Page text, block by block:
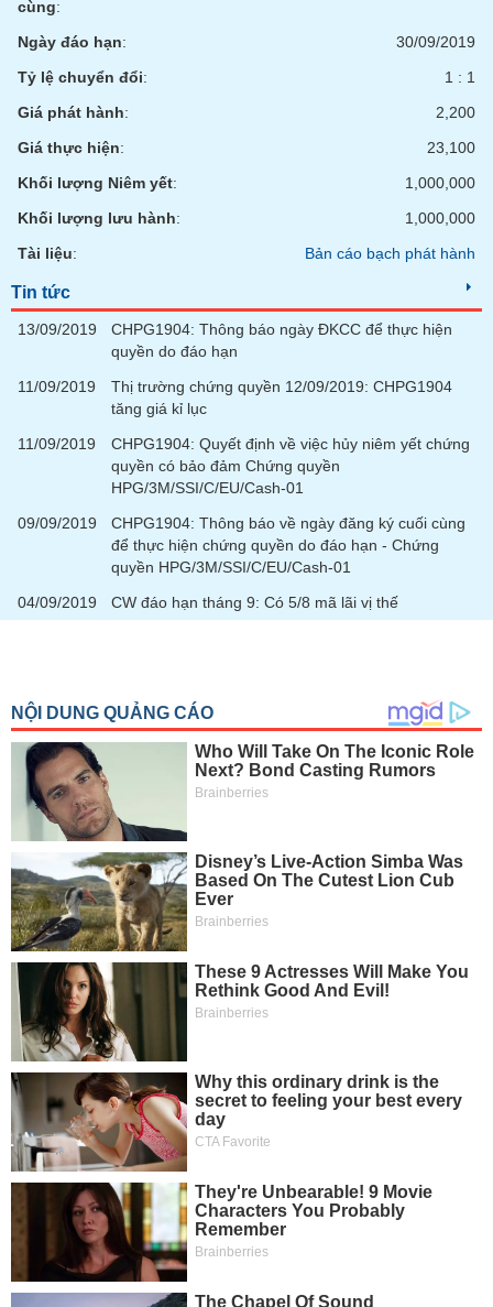
cùng:
Ngày đáo hạn:
30/09/2019
Tỷ lệ chuyển đổi:
1 : 1
Giá phát hành:
2,200
Giá thực hiện:
23,100
Khối lượng Niêm yết:
1,000,000
Khối lượng lưu hành:
1,000,000
Tài liệu: Bản cáo bạch phát hành
Tin tức
13/09/2019
CHPG1904: Thông báo ngày ĐKCC để thực hiện
quyền do đáo hạn
11/09/2019
Thị trường chứng quyền 12/09/2019: CHPG1904
tăng giá kỉ lục
11/09/2019
CHPG1904: Quyết định về việc hủy niêm yết chứng
quyền có bảo đảm Chứng quyền
HPG/3M/SSI/C/EU/Cash-01
09/09/2019
CHPG1904: Thông báo về ngày đăng ký cuối cùng
để thực hiện chứng quyền do đáo hạn - Chứng
quyền HPG/3M/SSI/C/EU/Cash-01
04/09/2019
CW đáo hạn tháng 9: Có 5/8 mã lãi vị thế